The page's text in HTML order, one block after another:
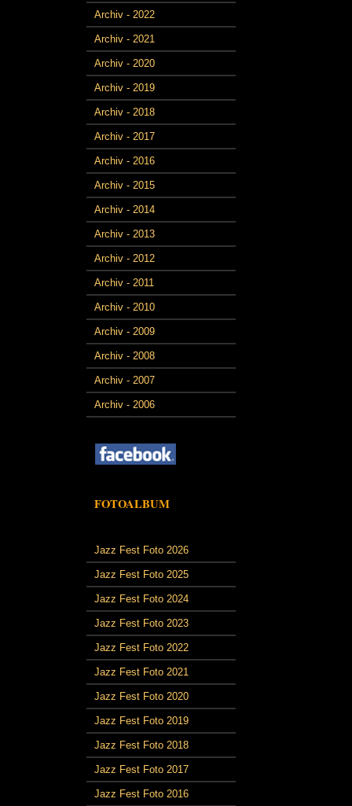
Archiv - 2022
Archiv - 2021
Archiv - 2020
Archiv - 2019
Archiv - 2018
Archiv - 2017
Archiv - 2016
Archiv - 2015
Archiv - 2014
Archiv - 2013
Archiv - 2012
Archiv - 2011
Archiv - 2010
Archiv - 2009
Archiv - 2008
Archiv - 2007
Archiv - 2006
FOTOALBUM
Jazz Fest Foto 2026
Jazz Fest Foto 2025
Jazz Fest Foto 2024
Jazz Fest Foto 2023
Jazz Fest Foto 2022
Jazz Fest Foto 2021
Jazz Fest Foto 2020
Jazz Fest Foto 2019
Jazz Fest Foto 2018
Jazz Fest Foto 2017
Jazz Fest Foto 2016